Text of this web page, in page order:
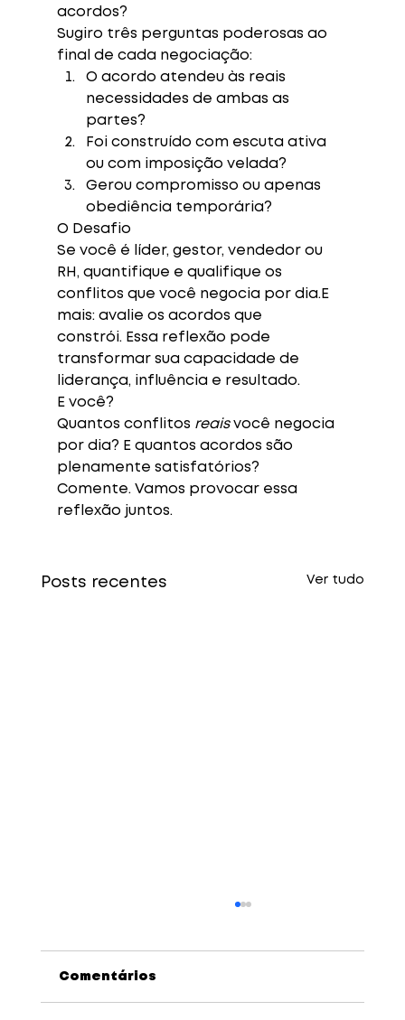
acordos?
Sugiro três perguntas poderosas ao
final de cada negociação:
O acordo atendeu às reais
necessidades de ambas as
partes?
Foi construído com escuta ativa
ou com imposição velada?
Gerou compromisso ou apenas
obediência temporária?
O Desafio
Se você é líder, gestor, vendedor ou
RH, quantifique e qualifique os
conflitos que você negocia por dia.E
mais: avalie os acordos que
constrói. Essa reflexão pode
transformar sua capacidade de
liderança, influência e resultado.
E você?
Quantos conflitos reais você negocia
por dia? E quantos acordos são
plenamente satisfatórios?
Comente. Vamos provocar essa
reflexão juntos.
Posts recentes Ver tudo
Comentários